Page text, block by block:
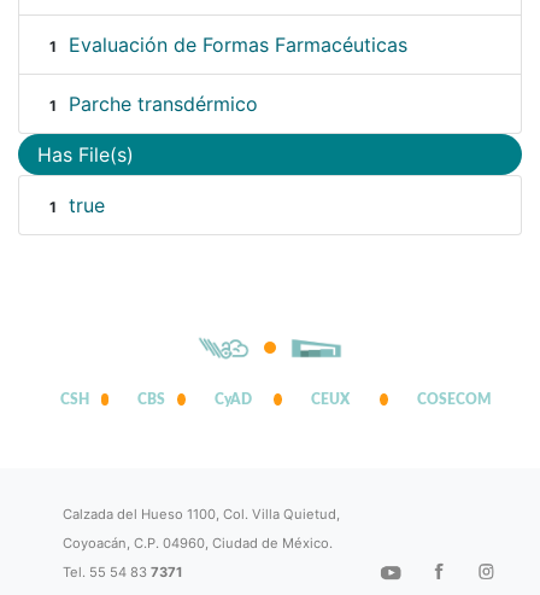
1 Evaluación de Formas Farmacéuticas
1 Parche transdérmico
Has File(s)
1 true
CSH CBS CyAD CEUX COSECOM
Calzada del Hueso 1100, Col. Villa Quietud,
Coyoacán, C.P. 04960, Ciudad de México.
Tel. 55 54 837371